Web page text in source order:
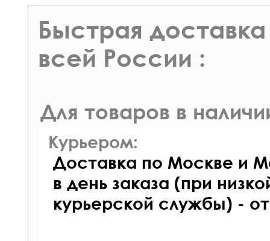
Быстрая доставка
всей России :
Для товаров в
Курьером:
Доставка по Москве и
в день заказа (при
курьерской службы) -